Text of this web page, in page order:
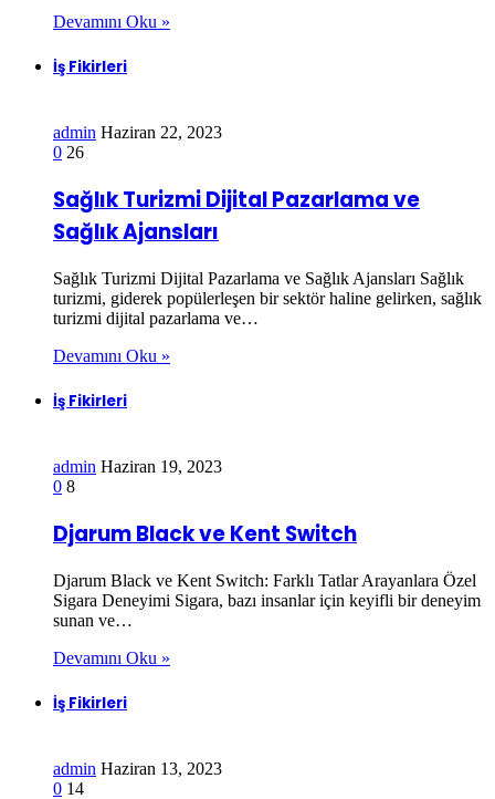
Devamını Oku »
İş Fikirleri
admin Haziran 22, 2023
0 26
Sağlık Turizmi Dijital Pazarlama ve
Sağlık Ajansları
Sağlık Turizmi Dijital Pazarlama ve Sağlık Ajansları Sağlık
turizmi, giderek popülerleşen bir sektör haline gelirken, sağlık
turizmi dijital pazarlama ve…
Devamını Oku »
İş Fikirleri
admin Haziran 19, 2023
0 8
Djarum Black ve Kent Switch
Djarum Black ve Kent Switch: Farklı Tatlar Arayanlara Özel
Sigara Deneyimi Sigara, bazı insanlar için keyifli bir deneyim
sunan ve…
Devamını Oku »
İş Fikirleri
admin Haziran 13, 2023
0 14